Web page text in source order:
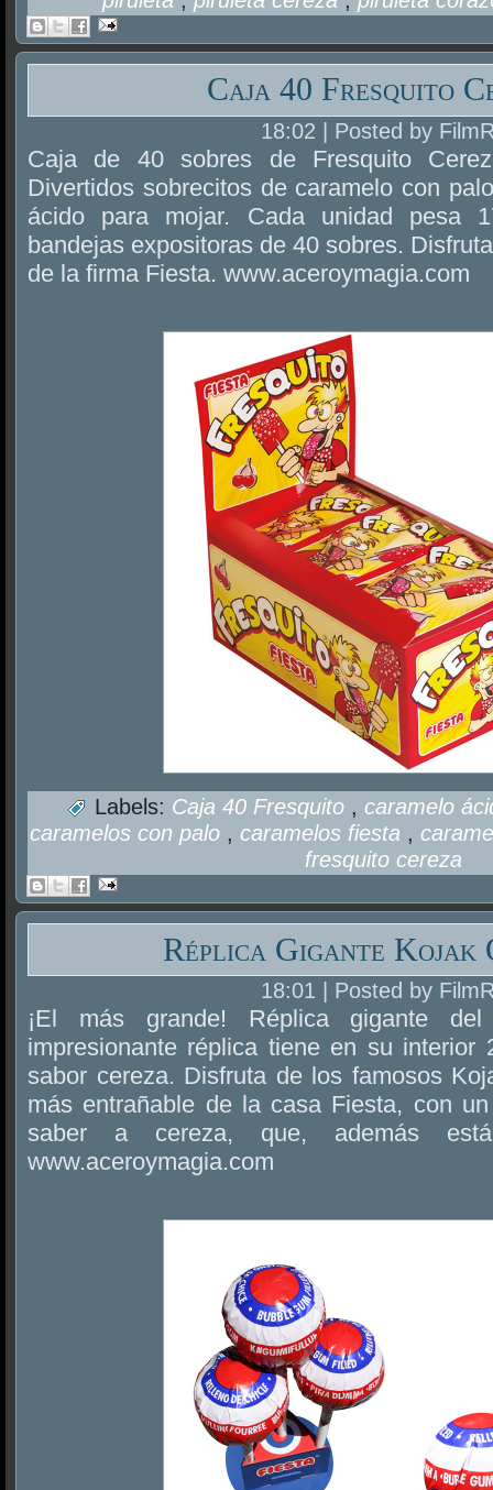
Caja 40 Fresquito
18:02 | Posted by
Caja de 40 sobres de Fresquito
Divertidos sobrecitos de caramelo con
ácido para mojar. Cada unidad pesa
bandejas expositoras de 40 sobres.
de la firma Fiesta. www.aceroymagia.com
Labels: Caja 40 Fresquito , caramelo
caramelos con palo ,caramelos fiesta ,
fresquito cereza
Réplica Gigante
18:01 | Posted by
¡El más grande! Réplica gigante
impresionante réplica tiene en su interior
sabor cereza. Disfruta de los famosos
más entrañable de la casa Fiesta, con
saber a cereza, que, además
www.aceroymagia.com